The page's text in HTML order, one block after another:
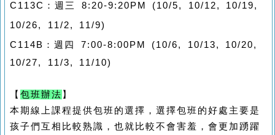
C113C ： 週三 8:20-9:20PM (10/5, 10/12, 10/19,
10/26, 11/2, 11/9)
C114B ： 週四 7:00-8:00PM (10/6, 10/13, 10/20,
10/27, 11/3, 11/10)
【 包班辦法 】
本期線上課程提供包班的選擇，選擇包班的好處主要是
孩子們互相比較熟識，也就比較不會害羞，會更加踴躍